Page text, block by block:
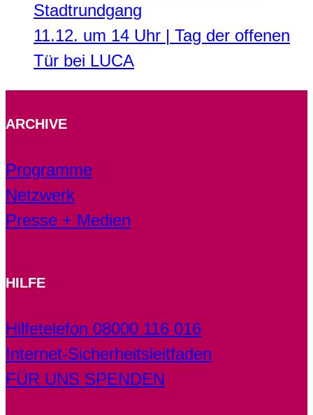
Stadtrundgang
11.12. um 14 Uhr | Tag der offenen
Tür bei LUCA
ARCHIVE
Programme
Netzwerk
Presse + Medien
HILFE
Hilfetelefon 08000 116 016
Internet-Sicherheitsleitfaden
FÜR UNS SPENDEN